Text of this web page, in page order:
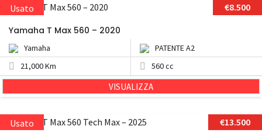
€8.500
Usato
Yamaha T Max 560 – 2020
Yamaha
PATENTE A2
21,000 Km
560 cc
VISUALIZZA
€13.500
Usato